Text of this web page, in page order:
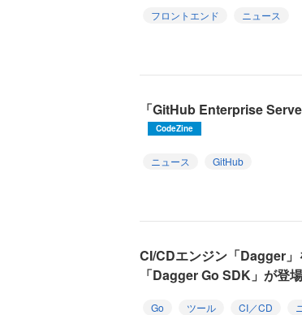
フロントエンド
ニュース
「GitHub Enterprise
CodeZine
ニュース
GitHub
CI/CDエンジン「Dagger
「Dagger Go SDK」が登場
Go ツール CI／CD